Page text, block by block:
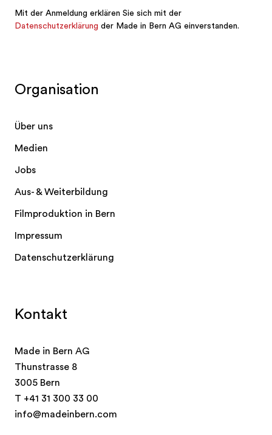
Kontakt
Made in Bern AG
Thunstrasse 8
3005 Bern
T +41 31 300 33 00
info@madeinbern.com
Organisation
Über uns
Medien
Jobs
Aus- & Weiterbildung
Filmproduktion in Bern
Impressum
Datenschutzerklärung